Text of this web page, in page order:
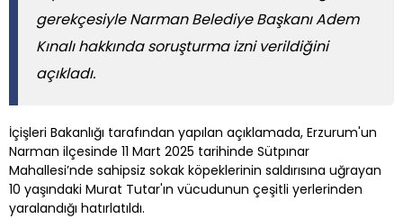
gerekçesiyle Narman Belediye Başkanı Adem
Kınalı hakkında soruşturma izni verildiğini
açıkladı.
İçişleri Bakanlığı tarafından yapılan açıklamada, Erzurum'un
Narman ilçesinde 11 Mart 2025 tarihinde Sütpınar
Mahallesi’nde sahipsiz sokak köpeklerinin saldırısına uğrayan
10 yaşındaki Murat Tutar'ın vücudunun çeşitli yerlerinden
yaralandığı hatırlatıldı.